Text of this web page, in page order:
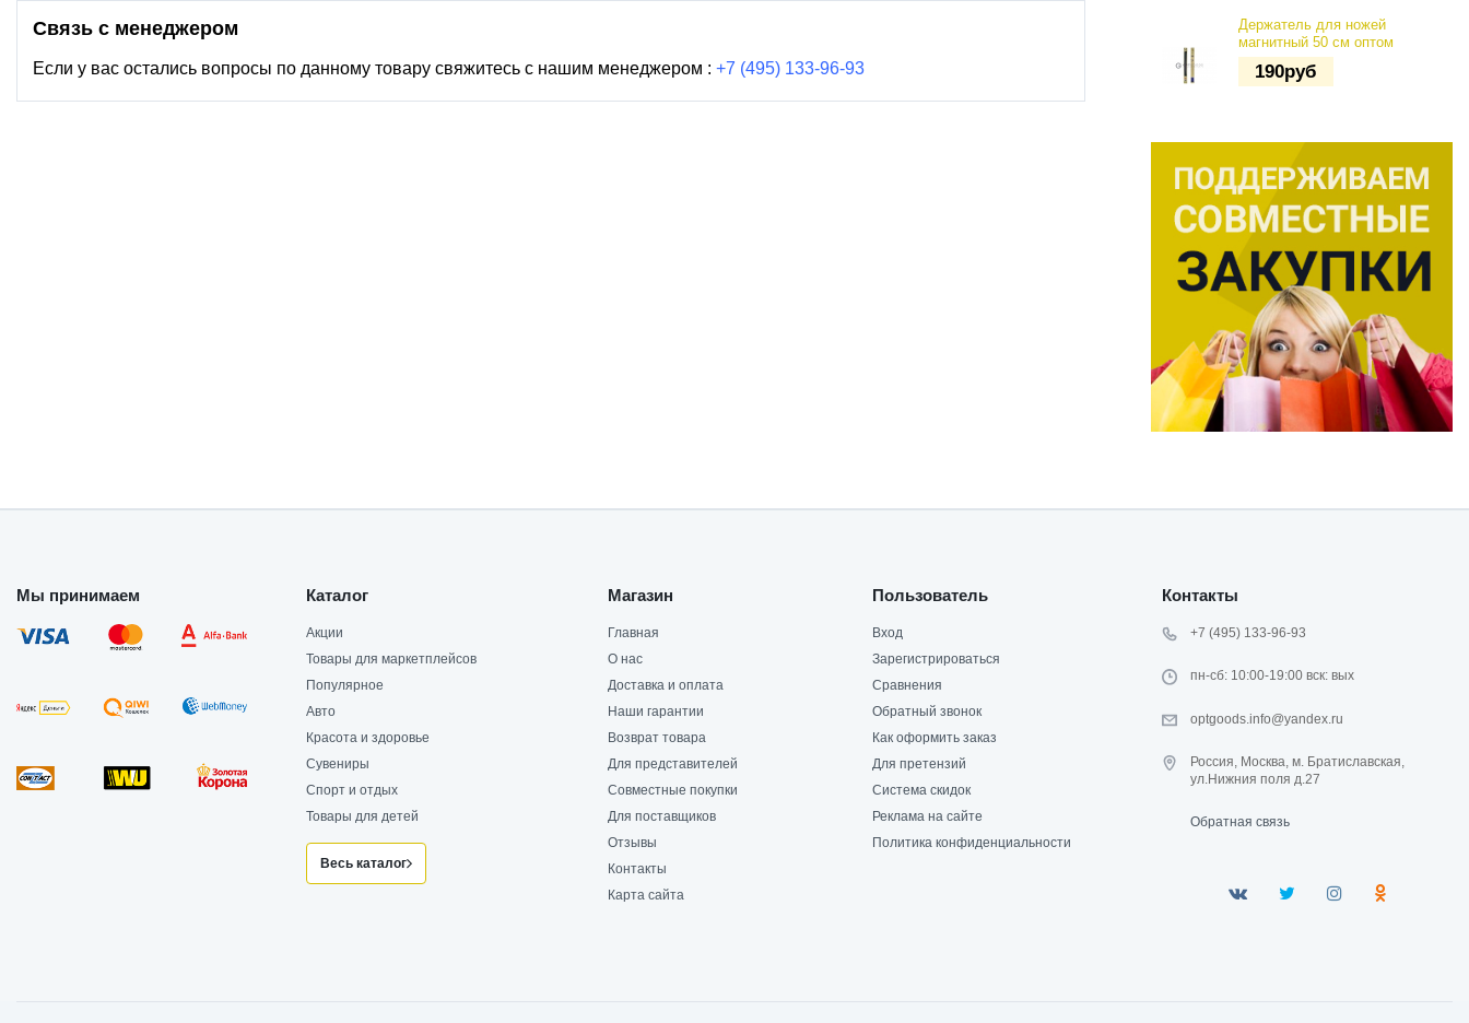
Связь с менеджером
Если у вас остались вопросы по данному товару свяжитесь с нашим менеджером : +7 (495) 133-96-93
Держатель для ножей
магнитный 50 см оптом
190руб
Мы принимаем Каталог
Акции
Товары для маркетплейсов
Популярное
Авто
Красота и здоровье
Сувениры
Спорт и отдых
Товары для детей
Весь каталог
Магазин
Главная
О нас
Доставка и оплата
Наши гарантии
Возврат товара
Для представителей
Совместные покупки
Для поставщиков
Отзывы
Контакты
Карта сайта
Пользователь
Вход
Зарегистрироваться
Сравнения
Обратный звонок
Как оформить заказ
Для претензий
Система скидок
Реклама на сайте
Политика конфиденциальности
Контакты
+7 (495) 133-96-93
пн-сб: 10:00-19:00 вск: вых
optgoods.info@yandex.ru
Россия, Москва, м. Братиславская,
ул.Нижния поля д.27
Обратная связь